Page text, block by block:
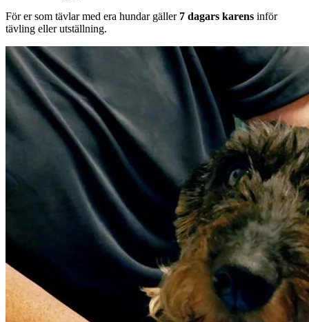
För er som tävlar med era hundar gäller 7 dagars karens inför
tävling eller utställning.